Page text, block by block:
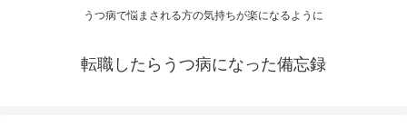
うつ病で悩まされる方の気持ちが楽になるように
転職したらうつ病になった備忘録